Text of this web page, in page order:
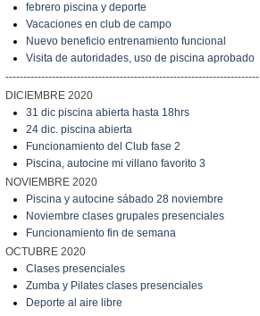
febrero piscina y deporte
Vacaciones en club de campo
Nuevo beneficio entrenamiento funcional
Visita de autoridades, uso de piscina aprobado
-----------------------------------------------------------------------
DICIEMBRE 2020
31 dic piscina abierta hasta 18hrs
24 dic. piscina abierta
Funcionamiento del Club fase 2
Piscina, autocine mi villano favorito 3
NOVIEMBRE 2020
Piscina y autocine sábado 28 noviembre
Noviembre clases grupales presenciales
Funcionamiento fin de semana
OCTUBRE 2020
Clases presenciales
Zumba y Pilates clases presenciales
Deporte al aire libre